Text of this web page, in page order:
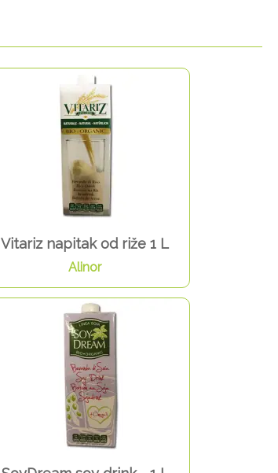
Vitariz napitak od riže 1 L
Alinor